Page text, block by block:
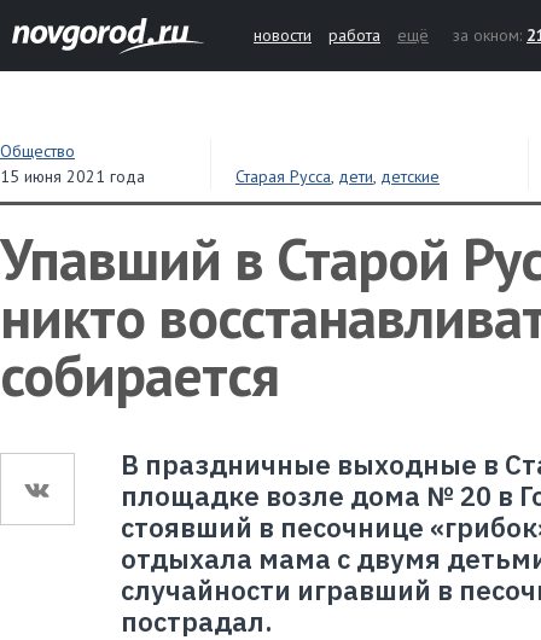
новости работа ещё за окном:
Общество
15 июня 2021 года
Старая Русса, дети, детские
площадки
Упавший в Старой
никто
собирается
В праздничные выходные в
площадке возле дома № 20 в
стоявший в песочнице
отдыхала мама с двумя
случайности игравший в
пострадал.